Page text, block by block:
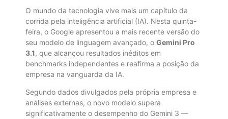
O mundo da tecnologia vive mais um capítulo da
corrida pela inteligência artificial (IA). Nesta quinta-
feira, o Google apresentou a mais recente versão do
seu modelo de linguagem avançado, o Gemini Pro
3.1, que alcançou resultados inéditos em
benchmarks independentes e reafirma a posição da
empresa na vanguarda da IA.
Segundo dados divulgados pela própria empresa e
análises externas, o novo modelo supera
significativamente o desempenho do Gemini 3 —